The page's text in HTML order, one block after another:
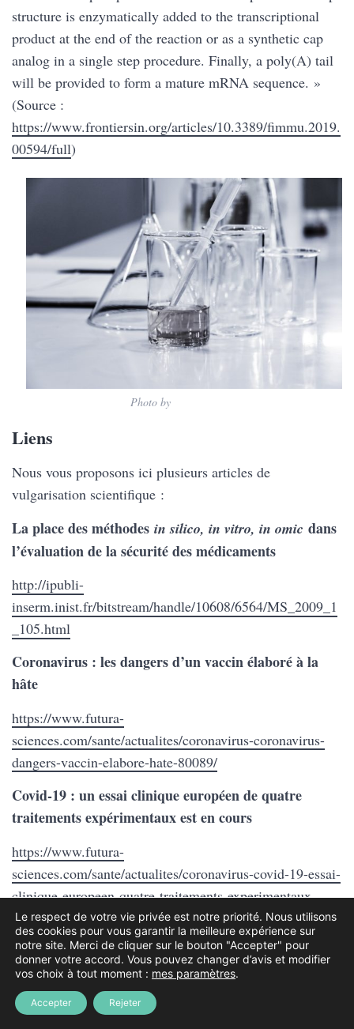
structure is enzymatically added to the transcriptional
product at the end of the reaction or as a synthetic cap
analog in a single step procedure. Finally, a poly(A) tail
will be provided to form a mature mRNA sequence. »
(Source :
https://www.frontiersin.org/articles/10.3389/fimmu.2019.
00594/full)
Photo by
Liens
Nous vous proposons ici plusieurs articles de
vulgarisation scientifique :
La place des méthodes in silico, in vitro, in omic dans
l’évaluation de la sécurité des médicaments
http://ipubli-
inserm.inist.fr/bitstream/handle/10608/6564/MS_2009_1
_105.html
Coronavirus : les dangers d’un vaccin élaboré à la
hâte
https://www.futura-
sciences.com/sante/actualites/coronavirus-coronavirus-
dangers-vaccin-elabore-hate-80089/
Covid-19 : un essai clinique européen de quatre
traitements expérimentaux est en cours
https://www.futura-
sciences.com/sante/actualites/coronavirus-covid-19-essai-
clinique-europeen-quatre-traitements-experimentaux-
cours-80186/
Chloroquine et Covid-19 : que faut-il en penser ?
https://www.futura-
sciences.com/sante/actualites/coronavirus-chloroquine-
Le respect de votre vie privée est notre priorité. Nous utilisons
des cookies pour vous garantir la meilleure expérience sur
notre site. Merci de cliquer sur le bouton "Accepter" pour
donner votre accord. Vous pouvez changer d’avis et modifier
vos choix à tout moment : mes paramètres.
Accepter Rejeter